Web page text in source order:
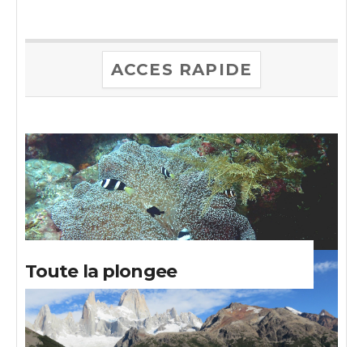
ACCES RAPIDE
Toute la plongee